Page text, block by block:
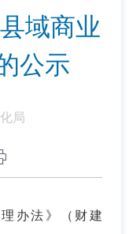
域商业
公示
局
办法》（财建